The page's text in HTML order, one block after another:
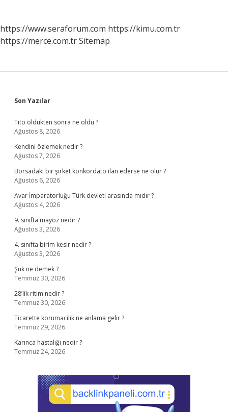
https://www.seraforum.com https://kimu.com.tr
https://merce.com.trSitemap
Sidebar
Son Yazılar
Tito öldükten sonra ne oldu ?
Ağustos 8, 2026
Kendini özlemek nedir ?
Ağustos 7, 2026
Borsadaki bir şirket konkordato ilan ederse ne olur ?
Ağustos 6, 2026
Avar İmparatorluğu Türk devleti arasında mıdır ?
Ağustos 4, 2026
9. sınıfta mayoz nedir ?
Ağustos 3, 2026
4. sınıfta birim kesir nedir ?
Ağustos 3, 2026
Şuk ne demek ?
Temmuz 30, 2026
28’lik ritim nedir ?
Temmuz 30, 2026
Ticarette korumacilik ne anlama gelir ?
Temmuz 29, 2026
Karınca hastalığı nedir ?
Temmuz 24, 2026